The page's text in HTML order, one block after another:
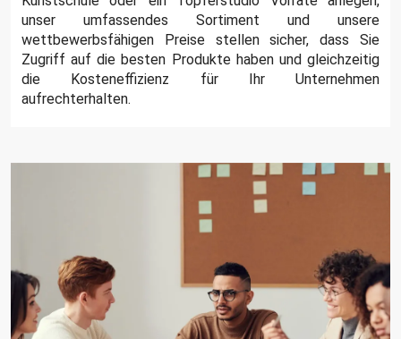
unser umfassendes Sortiment und unsere
wettbewerbsfähigen Preise stellen sicher, dass Sie
Zugriff auf die besten Produkte haben und gleichzeitig
die Kosteneffizienz für Ihr Unternehmen
aufrechterhalten.